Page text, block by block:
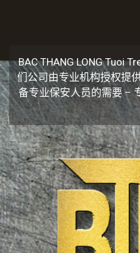
BAC THANG LONG Tuoi
们公司由专业机构授权提
备专业保安人员的需要 –